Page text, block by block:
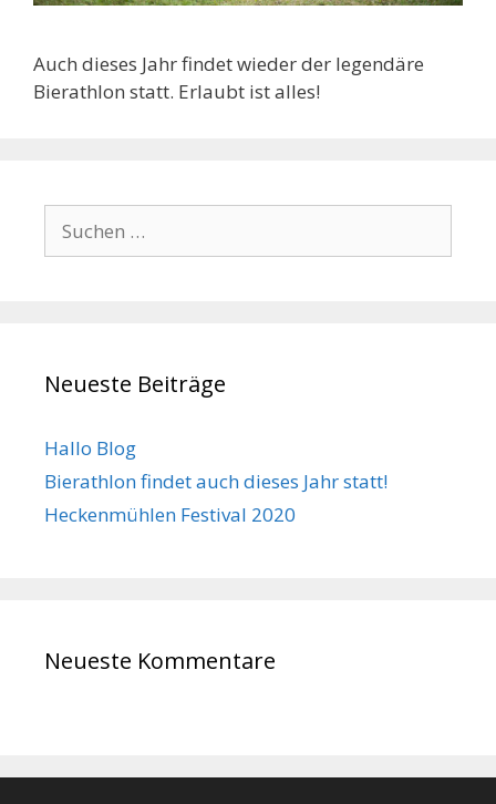
Auch dieses Jahr findet wieder der legendäre
Bierathlon statt. Erlaubt ist alles!
nach:
Neueste Beiträge
Hallo Blog
Bierathlon findet auch dieses Jahr statt!
Heckenmühlen Festival 2020
Neueste Kommentare